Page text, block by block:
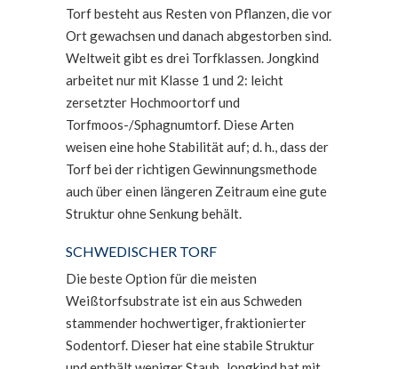
Torf besteht aus Resten von Pflanzen, die vor
Ort gewachsen und danach abgestorben sind.
Weltweit gibt es drei Torfklassen. Jongkind
arbeitet nur mit Klasse 1 und 2: leicht
zersetzter Hochmoortorf und
Torfmoos-/Sphagnumtorf. Diese Arten
weisen eine hohe Stabilität auf; d. h., dass der
Torf bei der richtigen Gewinnungsmethode
auch über einen längeren Zeitraum eine gute
Struktur ohne Senkung behält.
SCHWEDISCHER TORF
Die beste Option für die meisten
Weißtorfsubstrate ist ein aus Schweden
stammender hochwertiger, fraktionierter
Sodentorf. Dieser hat eine stabile Struktur